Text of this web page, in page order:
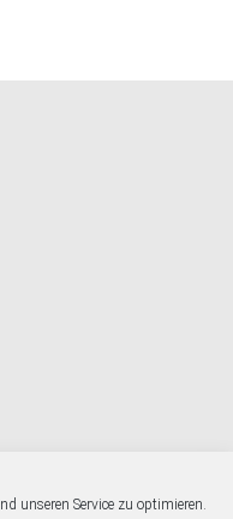
unseren Service zu optimieren.